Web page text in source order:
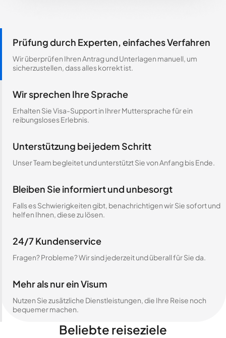
Prüfung durch Experten, einfaches Verfahren
Wir überprüfen Ihren Antrag und Unterlagen manuell, um
sicherzustellen, dass alles korrekt ist.
Wir sprechen Ihre Sprache
Erhalten Sie Visa-Support in Ihrer Muttersprache für ein
reibungsloses Erlebnis.
Unterstützung bei jedem Schritt
Unser Team begleitet und unterstützt Sie von Anfang bis Ende.
Bleiben Sie informiert und unbesorgt
Falls es Schwierigkeiten gibt, benachrichtigen wir Sie sofort und
helfen Ihnen, diese zu lösen.
24/7 Kundenservice
Fragen? Probleme? Wir sind jederzeit und überall für Sie da.
Mehr als nur ein Visum
Nutzen Sie zusätzliche Dienstleistungen, die Ihre Reise noch
bequemer machen.
Beliebte reiseziele